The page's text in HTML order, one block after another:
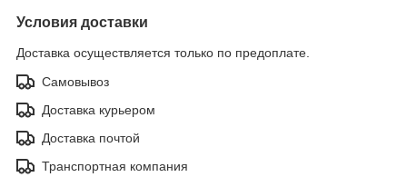
Условия доставки
Доставка осуществляется только по предоплате.
Самовывоз
Доставка курьером
Доставка почтой
Транспортная компания